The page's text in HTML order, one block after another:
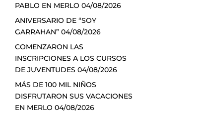
PABLO EN MERLO 04/08/2026
ANIVERSARIO DE “SOY
GARRAHAN” 04/08/2026
COMENZARON LAS
INSCRIPCIONES A LOS CURSOS
DE JUVENTUDES 04/08/2026
MÁS DE 100 MIL NIÑOS
DISFRUTARON SUS VACACIONES
EN MERLO 04/08/2026